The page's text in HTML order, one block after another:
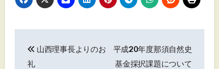
稿
山西理事長よりのお
礼
平成20年度那須自然史
基金採択課題について